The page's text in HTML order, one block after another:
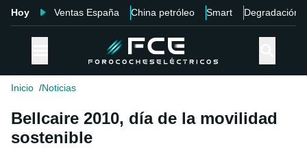
Hoy Ventas España China petróleo Smart Degradación
Inicio Noticias
Bellcaire 2010, día de la movilidad
sostenible